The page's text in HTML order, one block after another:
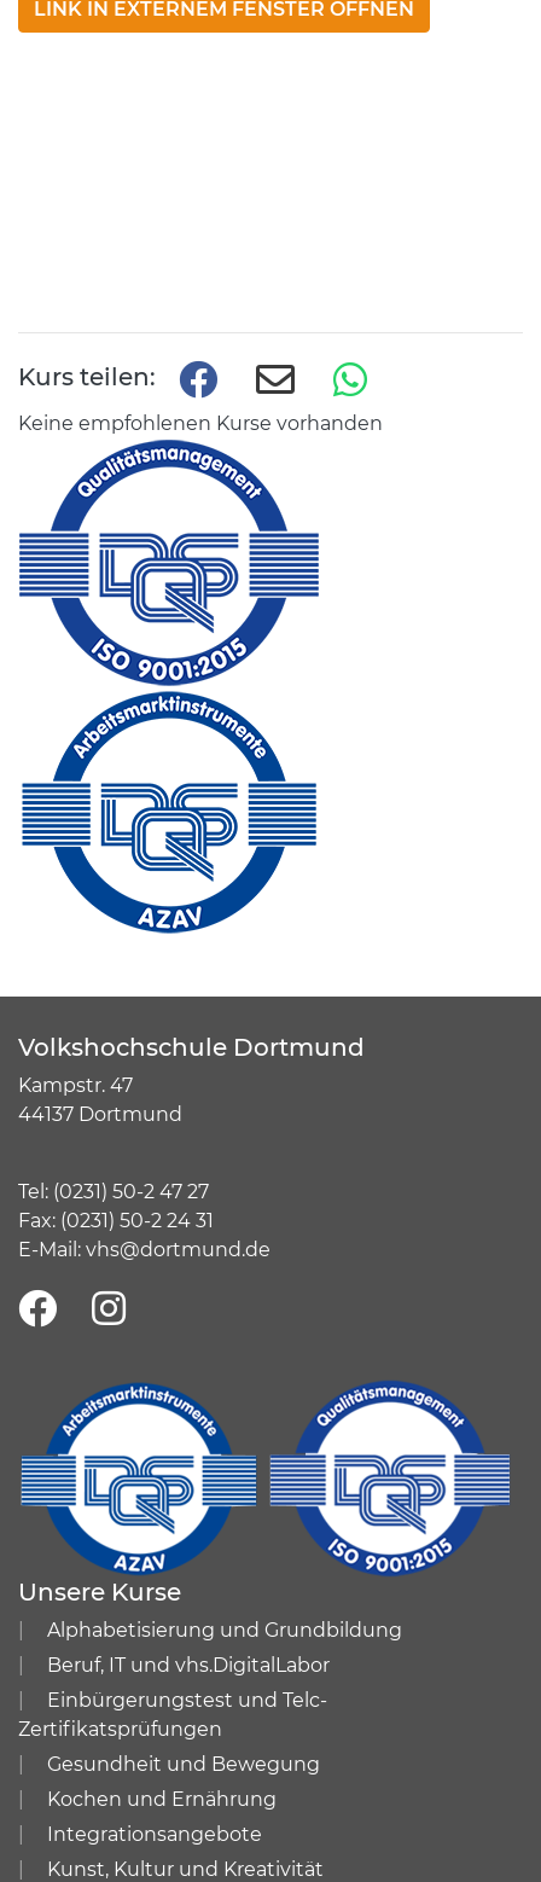
LINK IN EXTERNEM FENSTER ÖFFNEN
Kurs teilen:
Keine empfohlenen Kurse vorhanden
Volkshochschule Dortmund
Kampstr. 47
44137 Dortmund
Tel: (0231) 50-2 47 27
Fax: (0231) 50-2 24 31
E-Mail: vhs@dortmund.de
Unsere Kurse
Alphabetisierung und Grundbildung
Beruf, IT und vhs.DigitalLabor
Einbürgerungstest und Telc-
Zertifikatsprüfungen
Gesundheit und Bewegung
Kochen und Ernährung
Integrationsangebote
Kunst, Kultur und Kreativität